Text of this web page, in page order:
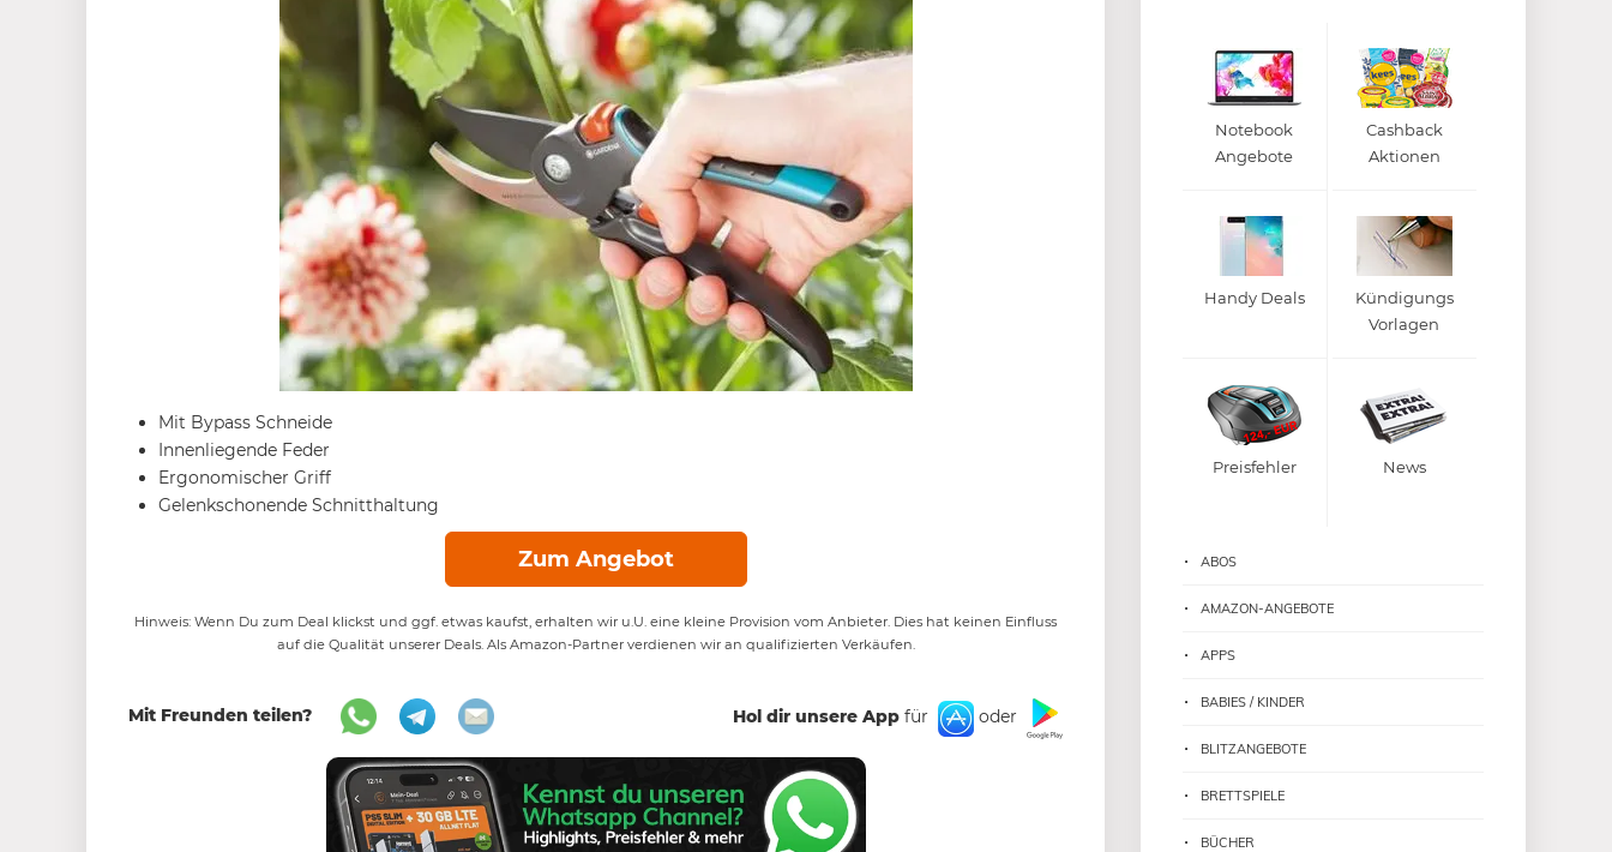
Mit Bypass Schneide
Innenliegende Feder
Ergonomischer Griff
Gelenkschonende Schnitthaltung
Zum Angebot
Hinweis: Wenn Du zum Deal klickst und ggf. etwas kaufst, erhalten wir u.U. eine kleine Provision vom Anbieter. Dies hat keinen Einfluss
auf die Qualität unserer Deals. Als Amazon-Partner verdienen wir an qualifizierten Verkäufen.
Mit Freunden teilen? Hol dir unsere App für oder
Notebook
Angebote
Cashback
Aktionen
Handy Deals
Kündigungs
Vorlagen
Preisfehler News
ABOS
AMAZON-ANGEBOTE
APPS
BABIES / KINDER
BLITZANGEBOTE
BRETTSPIELE
BÜCHER